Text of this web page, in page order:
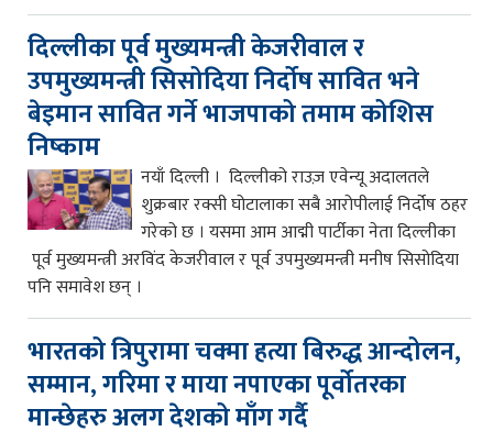
दिल्लीका पूर्व मुख्यमन्त्री केजरीवाल र
उपमुख्यमन्त्री सिसोदिया निर्दोष सावित भने
बेइमान सावित गर्ने भाजपाको तमाम कोशिस
निष्काम
नयाँ दिल्ली । दिल्लीको राउज़ एवेन्यू अदालतले
शुक्रबार रक्सी घोटालाका सबै आरोपीलाई निर्दोष ठहर
गरेको छ । यसमा आम आद्मी पार्टीका नेता दिल्लीका
पूर्व मुख्यमन्त्री अरविंद केजरीवाल र पूर्व उपमुख्यमन्त्री मनीष सिसोदिया
पनि समावेश छन् ।
भारतको त्रिपुरामा चक्मा हत्या बिरुद्ध आन्दोलन,
सम्मान, गरिमा र माया नपाएका पूर्वोतरका
मान्छेहरु अलग देशको माँग गर्दै